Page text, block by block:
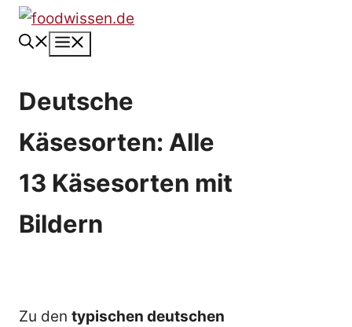
Zum
Inhalt
Deutsche
Käsesorten: Alle
13 Käsesorten mit
Bildern
Zu den typischen deutschen